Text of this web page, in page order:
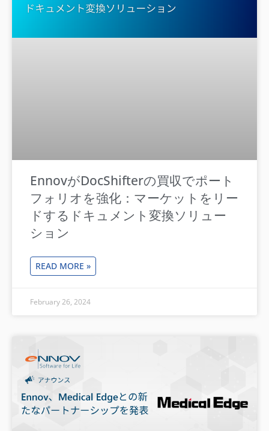
EnnovがDocShifterの買収でポート
フォリオを強化：マーケットをリー
ドするドキュメント変換ソリュー
ション
READ MORE »
February 26, 2024